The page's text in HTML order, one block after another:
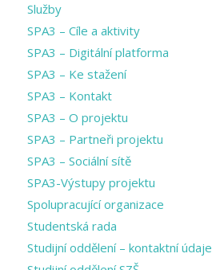
Služby
SPA3 – Cíle a aktivity
SPA3 – Digitální platforma
SPA3 – Ke stažení
SPA3 – Kontakt
SPA3 – O projektu
SPA3 – Partneři projektu
SPA3 – Sociální sítě
SPA3-Výstupy projektu
Spolupracující organizace
Studentská rada
Studijní oddělení – kontaktní údaje